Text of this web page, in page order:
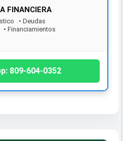
FINANCIERA
• Deudas
• Financiamientos
hoy!
809-604-0352